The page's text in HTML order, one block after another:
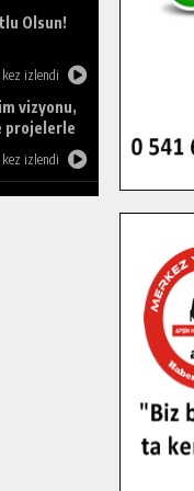
Olsun!
kez izlendi
vizyonu,
projelerle
kez izlendi